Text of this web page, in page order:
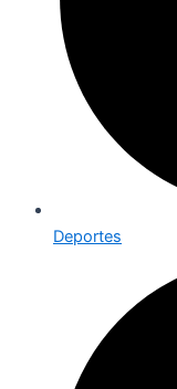
Deportes